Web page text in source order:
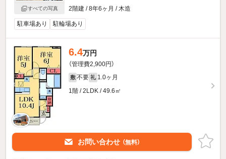
すべての写真
2階建 / 8年6ヶ月 / 木造
駐車場あり 駐輪場あり
6.4万円
（管理費2,900円）
敷 不要 礼 1.0ヶ月
1階 / 2LDK / 49.6㎡
お問い合わせ （無料）